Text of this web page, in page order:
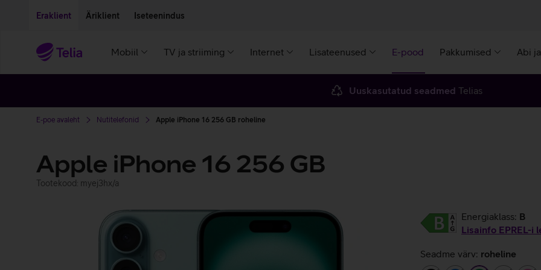
Eraklient Äriklient Iseteenindus
Mobiil TV ja striiming Internet Lisateenused E-pood Pakkumised Abi
Uuskasutatud seadmed Telias
E-poe avaleht Nutitelefonid Apple iPhone 16 256 GB roheline
Apple iPhone 16 256 GB
Tootekood: myej3hx/a
Energiaklass: B
Lisainfo EPREL-i
Seadme värv: roheline